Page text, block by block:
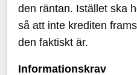
den räntan. Istället ska
så att inte krediten
den faktiskt är.
Informationskrav